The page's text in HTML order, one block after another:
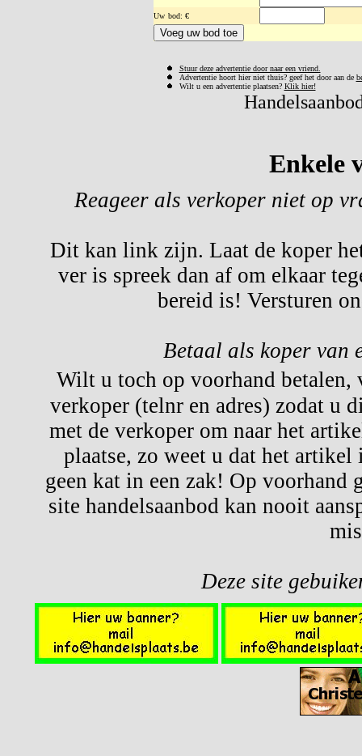
Uw bod: €
Stuur deze advertentie door naar een vriend.
Advertentie hoort hier niet thuis? geef het door aan de
Wilt u een advertentie plaatsen? Klik hier!
Enkele
Reageer als verkoper niet op
Dit kan link zijn. Laat de koper
ver is spreek dan af om elkaar
bereid is! Versturen
Betaal als koper van
Wilt u toch op voorhand
verkoper (telnr en adres) zodat u
met de verkoper om naar het
plaatse, zo weet u dat het artikel
geen kat in een zak! Op
site handelsaanbod kan nooit
Deze site